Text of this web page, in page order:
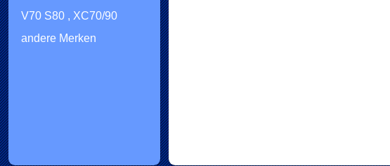
V70 S80 , XC70/90
andere Merken